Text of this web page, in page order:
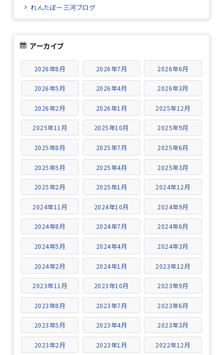
れんたぼー三河ブログ
アーカイブ
2026年8月 2026年7月 2026年6月
2026年5月 2026年4月 2026年3月
2026年2月 2026年1月 2025年12月
2025年11月 2025年10月 2025年9月
2025年8月 2025年7月 2025年6月
2025年5月 2025年4月 2025年3月
2025年2月 2025年1月 2024年12月
2024年11月 2024年10月 2024年9月
2024年8月 2024年7月 2024年6月
2024年5月 2024年4月 2024年3月
2024年2月 2024年1月 2023年12月
2023年11月 2023年10月 2023年9月
2023年8月 2023年7月 2023年6月
2023年5月 2023年4月 2023年3月
2023年2月 2023年1月 2022年12月